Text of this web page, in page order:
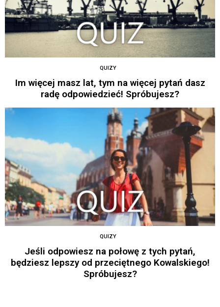
QUIZY
Im więcej masz lat, tym na więcej pytań dasz
radę odpowiedzieć! Spróbujesz?
QUIZY
Jeśli odpowiesz na połowę z tych pytań,
będziesz lepszy od przeciętnego Kowalskiego!
Spróbujesz?